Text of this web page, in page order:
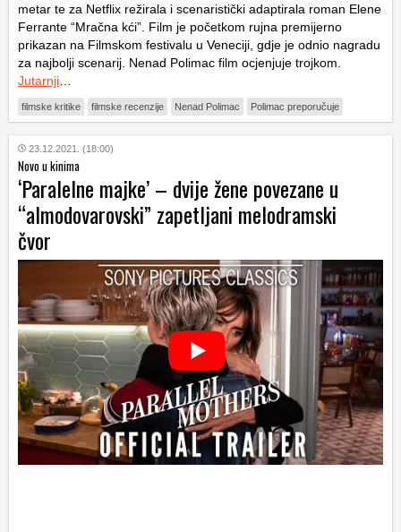
metar te za Netflix režirala i scenaristički adaptirala roman Elene
Ferrante “Mračna kći”. Film je početkom rujna premijerno
prikazan na Filmskom festivalu u Veneciji, gdje je odnio nagradu
za najbolji scenarij. Nenad Polimac film ocjenjuje trojkom.
Jutarnji
filmske kritike filmske recenzije Nenad Polimac Polimac preporučuje
23.12.2021. (18:00)
Novo u kinima
‘Paralelne majke’ – dvije žene povezane u
“almodovarovski” zapetljani melodramski
čvor